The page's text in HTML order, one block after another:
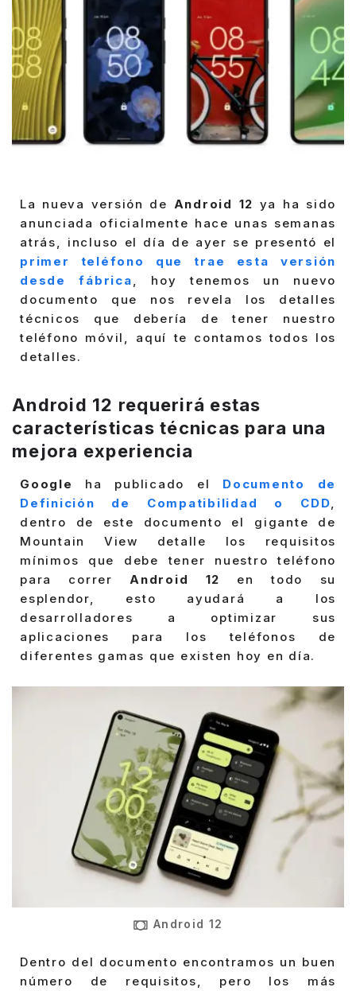
La nueva versión de Android 12 ya ha sido
anunciada oficialmente hace unas semanas
atrás, incluso el día de ayer se presentó el
primer teléfono que trae esta versión
desde fábrica, hoy tenemos un nuevo
documento que nos revela los detalles
técnicos que debería de tener nuestro
teléfono móvil, aquí te contamos todos los
detalles.
Android 12 requerirá estas
características técnicas para una
mejora experiencia
Google ha publicado el
Documento de
Definición de Compatibilidad o CDD,
dentro de este documento el gigante de
Mountain View detalle los requisitos
mínimos que debe tener nuestro teléfono
para correrAndroid 12 en todo su
esplendor, esto ayudará a los
desarrolladores a optimizar sus
aplicaciones para los teléfonos de
diferentes gamas que existen hoy en día.
Android 12
Dentro del documento encontramos un buen
número de requisitos, pero los más